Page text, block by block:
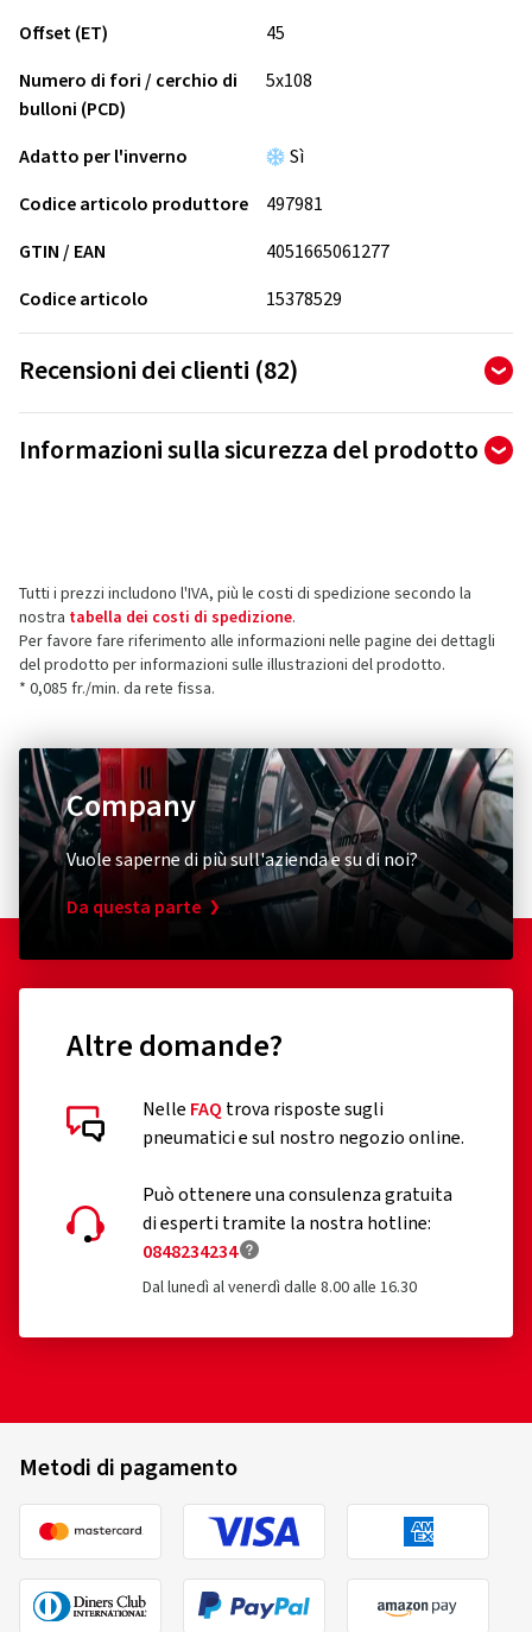
Offset (ET)
45
Numero di fori / cerchio di
bulloni (PCD)
5x108
Adatto per l'inverno
Sì
Codice articolo produttore
497981
GTIN / EAN
4051665061277
Codice articolo
15378529
Recensioni dei clienti (82)
4,87
di 82 recensioni totali
5 stelle (71)
4 stelle (11)
3 stelle
2 stelle
Recensioni dei clienti in dettaglio
04/08/2026
Super Ware schnell geliefert
(Tradurre)
Dimensioni del cerchione in pollici:
6,5x16 - ET 45 -
LK 5x112
Cerchioni montati su: Pneumatici per tutte le
Informazioni sulla sicurezza del prodotto
85467 Neuching
Germania
Contatto per la sicurezza dei prodotti (non
E-mail:info@borbet.de
Tutti i prezzi includono l'IVA, più le costi di spedizione secondo la
nostra tabella dei costi di spedizione.
Per favore fare riferimento alle informazioni nelle pagine dei dettagli
del prodotto per informazioni sulle illustrazioni del prodotto.
* 0,085 fr./min. da rete fissa.
Company
Vuole saperne di più sull'azienda e su di noi?
Da questa parte
Altre domande?
Nelle FAQ trova risposte sugli
pneumatici e sul nostro negozio online.
Può ottenere una consulenza gratuita
di esperti tramite la nostra hotline:
0848234234
Dal lunedì al venerdì dalle 8.00 alle 16.30
Metodi di pagamento